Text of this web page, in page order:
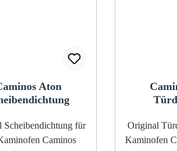
Aton
für
Caminos
Original
Kaminofen